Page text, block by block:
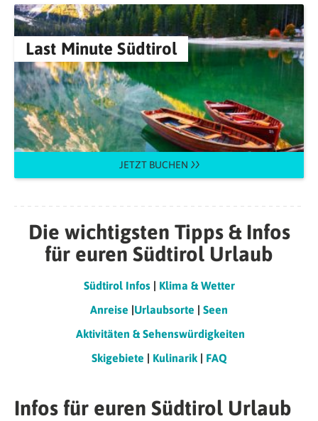
Last Minute Südtirol
JETZT BUCHEN
Die wichtigsten Tipps & Infos
für euren Südtirol Urlaub
Südtirol Infos| Klima & Wetter
Anreise Urlaubsorte
Seen
Aktivitäten & Sehenswürdigkeiten
Skigebiete
Kulinarik| FAQ
Infos für euren Südtirol Urlaub